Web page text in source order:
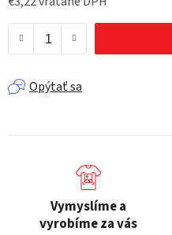
Opýtať sa
Vymyslíme a
vyrobíme za vás